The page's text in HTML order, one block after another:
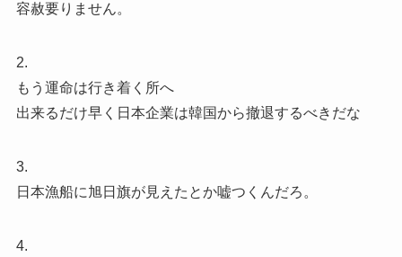
容赦要りません。
2.
もう運命は行き着く所へ
出来るだけ早く日本企業は韓国から撤退するべきだな
3.
日本漁船に旭日旗が見えたとか嘘つくんだろ。
4.